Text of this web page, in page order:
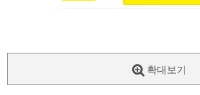
확대보기